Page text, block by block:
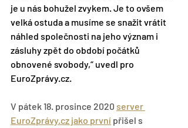
je u nás bohužel zvykem. Je to ovšem
velká ostuda a musíme se snažit vrátit
náhled společnosti na jeho význam i
zásluhy zpět do období počátků
obnovené svobody,“ uvedl pro
EuroZprávy.cz.
V pátek 18. prosince 2020 server
EuroZprávy.cz jako první přišel s